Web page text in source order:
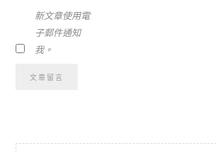
新文章使用電
子郵件通知
我。